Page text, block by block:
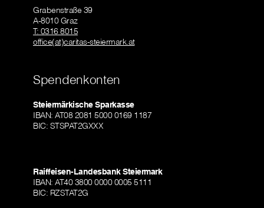
Grabenstraße 39
A-8010 Graz
T: 0316 8015
office(at)caritas-steiermark.at
Spendenkonten
Steiermärkische Sparkasse
IBAN: AT08 2081 5000 0169 1187
BIC: STSPAT2GXXX
Raiffeisen-Landesbank Steiermark
IBAN: AT40 3800 0000 0005 5111
BIC: RZSTAT2G